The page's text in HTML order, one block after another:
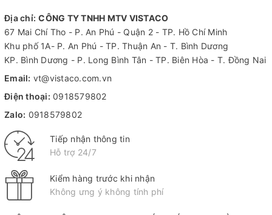
Địa chỉ: CÔNG TY TNHH MTV VISTACO
67 Mai Chí Tho - P. An Phú - Quận 2 - TP. Hồ Chí Minh
Khu phố 1A- P. An Phú - TP. Thuận An - T. Bình Dương
KP. Bình Dương - P. Long Bình Tân - TP. Biên Hòa - T. Đồng Nai
Email: vt@vistaco.com.vn
Điện thoại: 0918579802
Zalo: 0918579802
Tiếp nhận thông tin
Hỗ trợ 24/7
Kiểm hàng trước khi nhận
Không ưng ý không tính phí